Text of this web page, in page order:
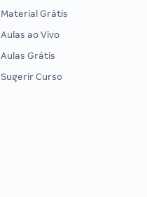
Material Grátis
Aulas ao Vivo
Aulas Grátis
Sugerir Curso